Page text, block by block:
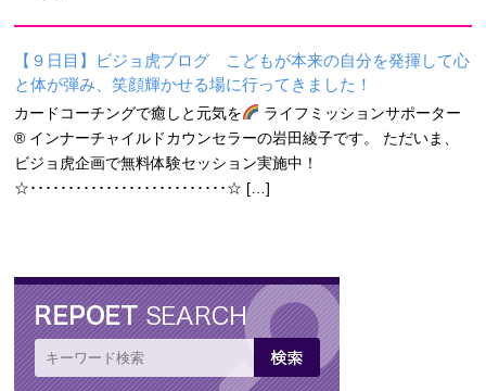
【９日目】ビジョ虎ブログ こどもが本来の自分を発揮して心
と体が弾み、笑顔輝かせる場に行ってきました！
カードコーチングで癒しと元気を
ライフミッションサポーター
® インナーチャイルドカウンセラーの岩田綾子です。 ただいま、
ビジョ虎企画で無料体験セッション実施中！
☆･･････････････････････････☆ […]